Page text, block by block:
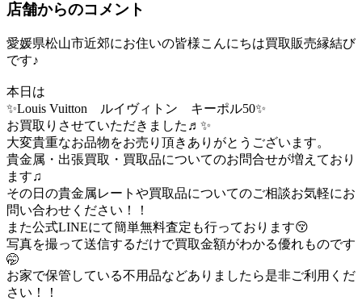
店舗からのコメント
愛媛県松山市近郊にお住いの皆様こんにちは買取販売縁結び
です♪
本日は
✨Louis Vuitton ルイヴィトン キーポル50✨
お買取りさせていただきました♬✨
大変貴重なお品物をお売り頂きありがとうございます。
貴金属・出張買取・買取品についてのお問合せが増えており
ます♫
その日の貴金属レートや買取品についてのご相談お気軽にお
問い合わせください！！
また公式LINEにて簡単無料査定も行っております😚
写真を撮って送信するだけで買取金額がわかる優れものです
🤭
お家で保管している不用品などありましたら是非ご利用くだ
さい！！